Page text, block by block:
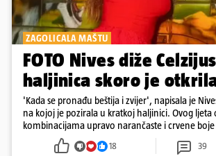
ZAGOLICALA MAŠTU
FOTO Nives diže
haljinica skoro je
'Kada se pronađu beštija i zvijer', napisala je
na kojoj je pozirala u kratkoj haljinici. Ovog ljeta
kombinacijama upravo narančaste i crvene boje
18 39